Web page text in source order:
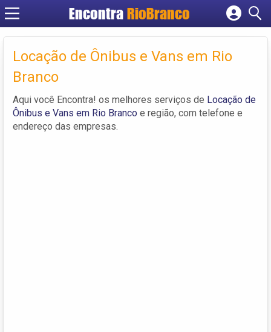
Encontra RioBranco
Cadastrar empresa
Criar conta
Locação de Ônibus e Vans em Rio
Branco
Aqui você Encontra! os melhores serviços de Locação de
Ônibus e Vans em Rio Branco e região, com telefone e
endereço das empresas.